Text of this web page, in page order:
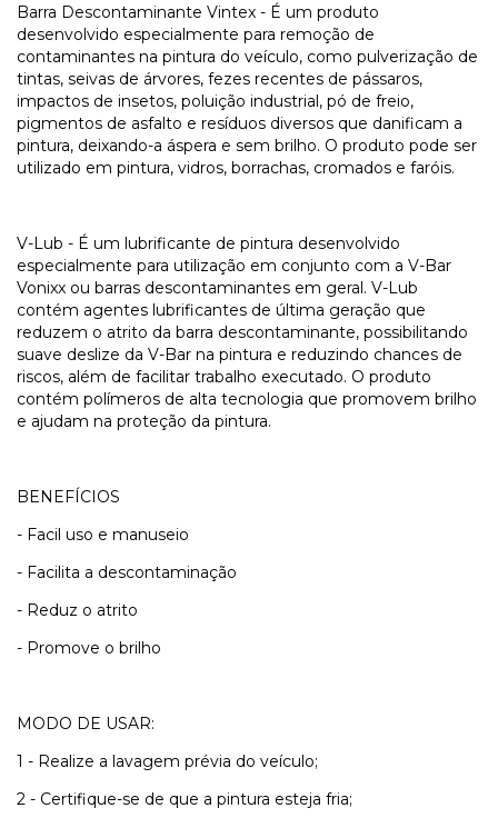
Barra Descontaminante Vintex - É um produto
desenvolvido especialmente para remoção de
contaminantes na pintura do veículo, como pulverização de
tintas, seivas de árvores, fezes recentes de pássaros,
impactos de insetos, poluição industrial, pó de freio,
pigmentos de asfalto e resíduos diversos que danificam a
pintura, deixando-a áspera e sem brilho. O produto pode ser
utilizado em pintura, vidros, borrachas, cromados e faróis.
V-Lub - É um lubrificante de pintura desenvolvido
especialmente para utilização em conjunto com a V-Bar
Vonixx ou barras descontaminantes em geral. V-Lub
contém agentes lubrificantes de última geração que
reduzem o atrito da barra descontaminante, possibilitando
suave deslize da V-Bar na pintura e reduzindo chances de
riscos, além de facilitar trabalho executado. O produto
contém polímeros de alta tecnologia que promovem brilho
e ajudam na proteção da pintura.
BENEFÍCIOS
- Facil uso e manuseio
- Facilita a descontaminação
- Reduz o atrito
- Promove o brilho
MODO DE USAR:
1 - Realize a lavagem prévia do veículo;
2 - Certifique-se de que a pintura esteja fria;